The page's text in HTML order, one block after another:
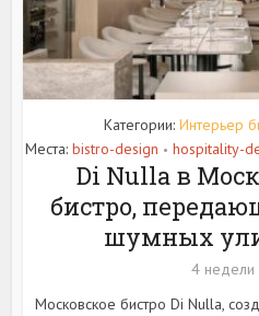
Категории: Интерьер
Места: bistro-design • hospitality-
Di Nulla в
бистро,
шумных
4 недели
Московское бистро Di Nulla,